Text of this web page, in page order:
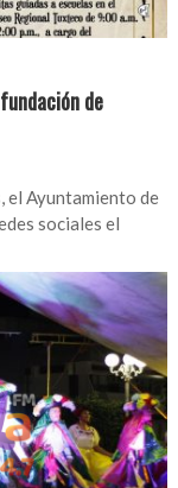
de
el Ayuntamiento de
sociales el